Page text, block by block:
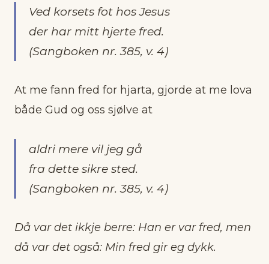
Ved korsets fot hos Jesus
der har mitt hjerte fred.
(Sangboken nr. 385, v. 4)
At me fann fred for hjarta, gjorde at me lova
både Gud og oss sjølve at
aldri mere vil jeg gå
fra dette sikre sted.
(Sangboken nr. 385, v. 4)
Då var det ikkje berre: Han er var fred, men
då var det også: Min fred gir eg dykk.